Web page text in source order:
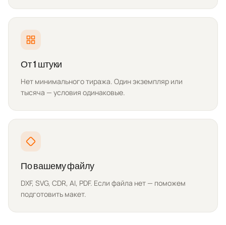
От 1 штуки
Нет минимального тиража. Один экземпляр или
тысяча — условия одинаковые.
По вашему файлу
DXF, SVG, CDR, AI, PDF. Если файла нет — поможем
подготовить макет.